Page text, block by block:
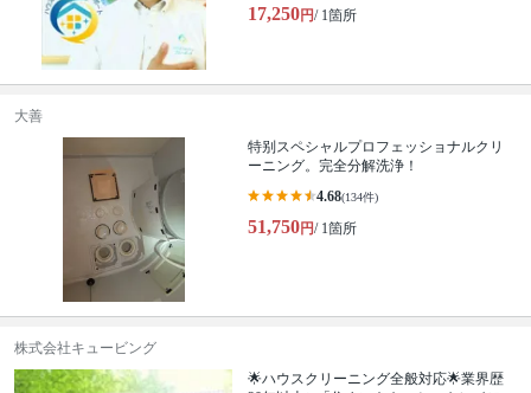
17,250円/ 1箇所
大善
特别スペシャルプロフェッショナルクリ
ーニング。完全分解洗浄！
4.68(134件)
51,750円/ 1箇所
株式会社キュービング
🌟ハウスクリーニング全般対応🌟業界歴